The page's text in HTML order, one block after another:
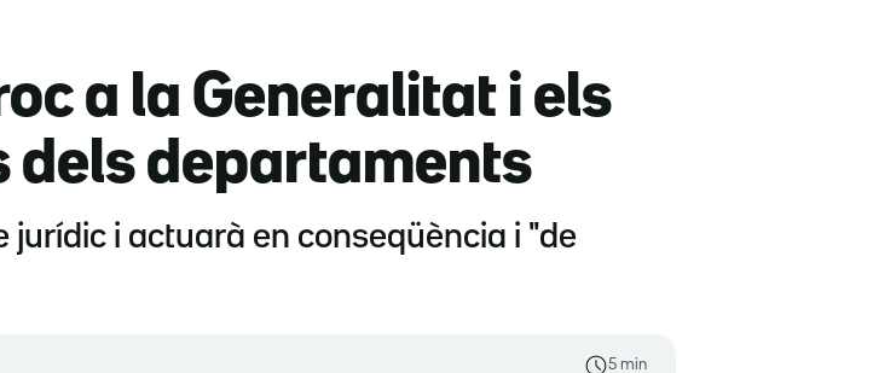
a la Generalitat i els
dels departaments
i actuarà en conseqüència i "de
5 min